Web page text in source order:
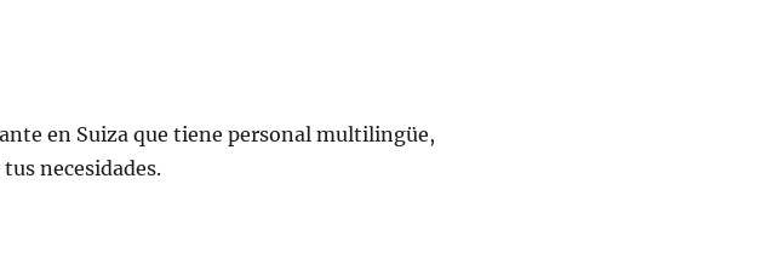
en Suiza que tiene personal multilingüe,
necesidades.